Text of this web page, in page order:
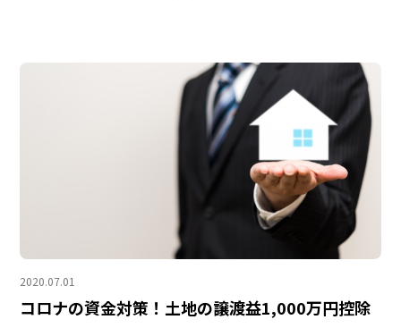
2020.07.01
コロナの資金対策！土地の譲渡益1,000万円控除